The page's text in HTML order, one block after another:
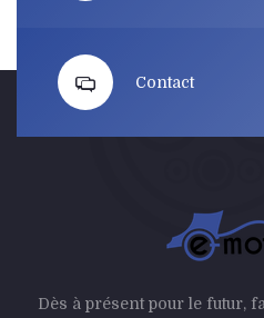
Contact
Dès à présent pour le futur,